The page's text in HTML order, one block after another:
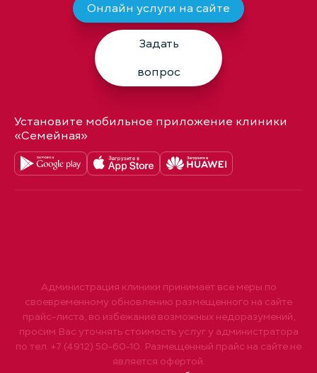
Онлайн услуги на сайте
Задать
вопрос
Установите мобильное приложение клиники
«Семейная»
Администрация клиники принимает все меры по
своевременному обновлению размещенного на сайте
прайс-листа, во избежание возможных недоразумений,
просим Вас уточнять стоимость услуг у администратора
по тел. +7 (4912) 50-60-10. Размещенный прайс на сайте не
является офертой.